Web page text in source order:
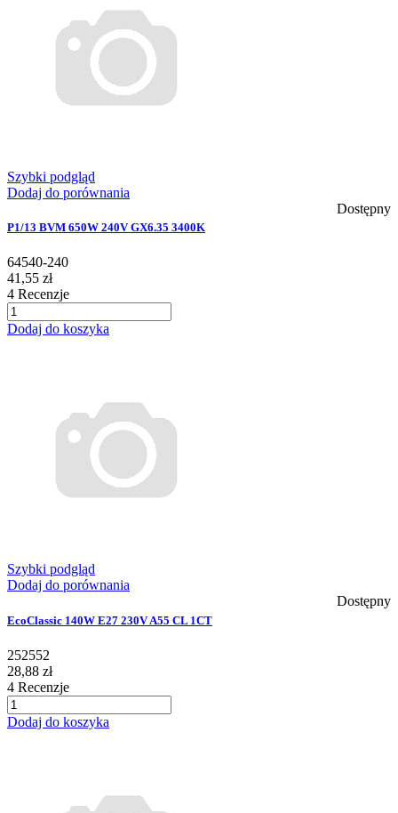
Szybki podgląd
Dodaj do porównania
Dostępny
P1/13 BVM 650W 240V GX6.35 3400K
64540-240
41,55 zł
4 Recenzje
Dodaj do koszyka
Szybki podgląd
Dodaj do porównania
Dostępny
EcoClassic 140W E27 230V A55 CL 1CT
252552
28,88 zł
4 Recenzje
Dodaj do koszyka